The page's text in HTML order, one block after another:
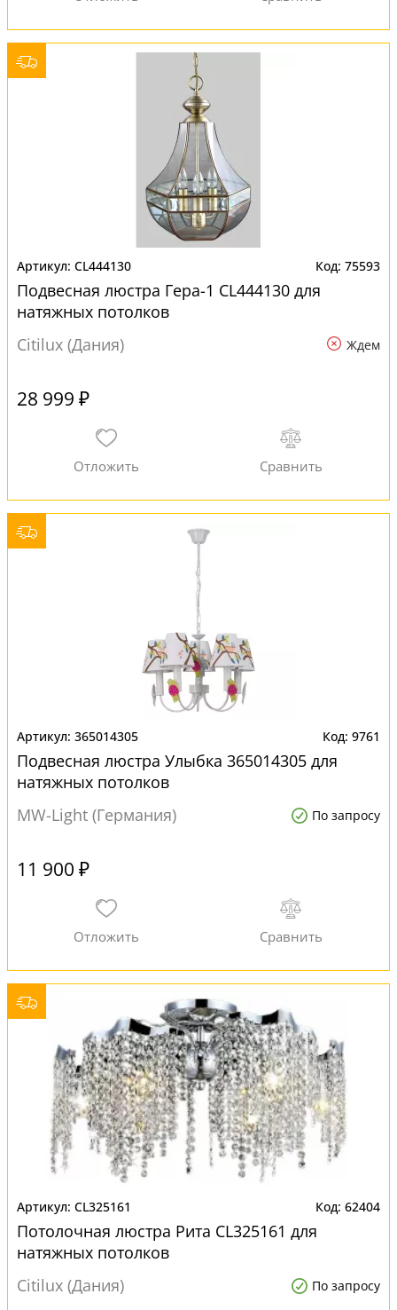
CL444130 75593
Подвесная люстра Гера-1 CL444130 для
натяжных потолков
Citilux (Дания)
Ждем
28 999 ₽
365014305 9761
Подвесная люстра Улыбка 365014305 для
натяжных потолков
MW-Light (Германия)
По запросу
11 900 ₽
CL325161 62404
Потолочная люстра Рита CL325161 для
натяжных потолков
Citilux (Дания)
По запросу